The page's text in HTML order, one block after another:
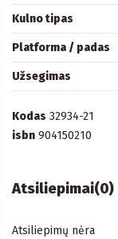
Kulno tipas
Platforma / padas
Užsegimas
Kodas 32934-21
isbn 904150210
Atsiliepimai(0)
Atsiliepimų nėra